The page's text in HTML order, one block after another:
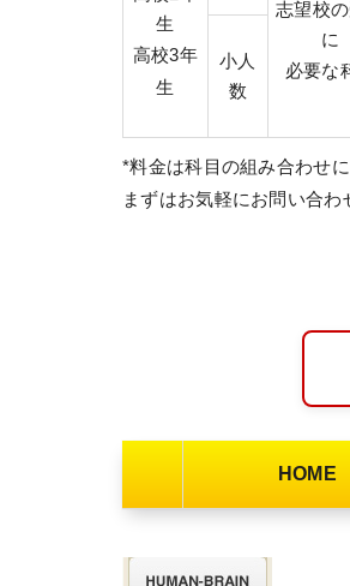
生
高校3年
生
志望校
に
必要な
小人
数
*料金は科目の組み合わせ
まずはお気軽にお問い合わ
HOME